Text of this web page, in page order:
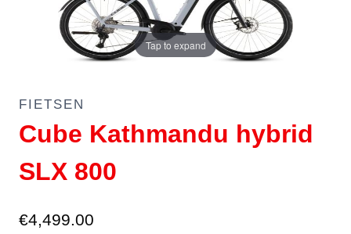
Tap to expand
FIETSEN
Cube Kathmandu hybrid
SLX 800
€4,499.00